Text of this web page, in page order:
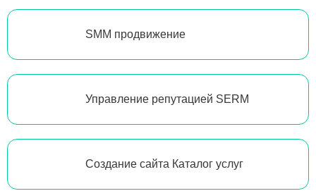
SMM продвижение
Управление репутацией SERM
Создание сайта Каталог услуг